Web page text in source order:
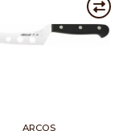
ARCOS